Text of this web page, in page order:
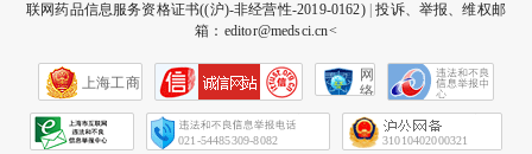
联网药品信息服务资格证书((沪)-非经营性-2019-0162)|投诉、举报、维权邮
箱：editor@medsci.cn<
上海工商
网
络
会
征
021-54485309-8082 31010402000321